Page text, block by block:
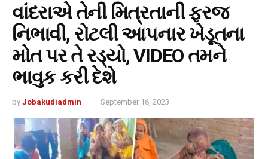
વાંદરાએ તેની મિત્રતાની ફરજ
નિભાવી, રોટલી આપનાર ખેડૂતના
મોત પર તે રડ્યો, VIDEO તમને
ભાવુક કરી દેશે
by Jobakudiadmin September 16, 2023